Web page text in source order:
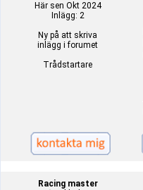
Här sen Okt 2024
Inlägg: 2
Ny på att skriva
inlägg i forumet
Trådstartare
Racing master